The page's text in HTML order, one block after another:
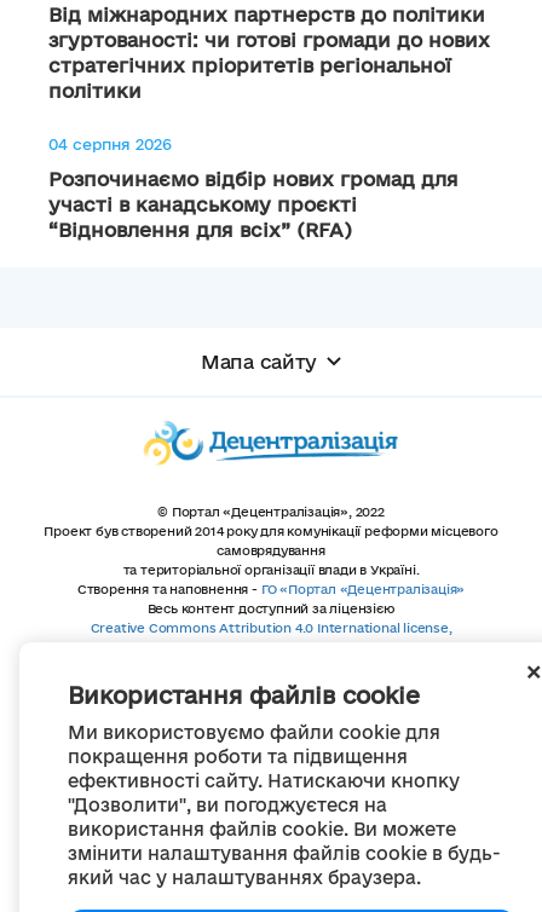
Використання файлів cookie
Ми використовуємо файли cookie для
покращення роботи та підвищення
ефективності сайту. Натискаючи кнопку
"Дозволити", ви погоджуєтеся на
використання файлів cookie. Ви можете
змінити налаштування файлів cookie в будь-
який час у налаштуваннях браузера.
Від міжнародних партнерств до політики
згуртованості: чи готові громади до нових
стратегічних пріоритетів регіональної
політики
04 серпня 2026
Розпочинаємо відбір нових громад для
участі в канадському проєкті
“Відновлення для всіх” (RFA)
Мапа сайту
© Портал «Децентралізація», 2022
Проект був створений 2014 року для комунікації реформи місцевого
самоврядування
та територіальної організації влади в Україні.
Створення та наповнення - ГО «Портал «Децентралізація»
Весь контент доступний за ліцензією
Creative Commons Attribution 4.0 International license,